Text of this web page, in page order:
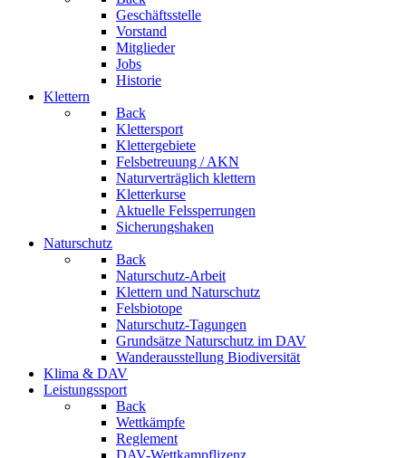
Geschäftsstelle
Vorstand
Mitglieder
Jobs
Historie
Klettern
Back
Klettersport
Klettergebiete
Felsbetreuung / AKN
Naturverträglich klettern
Kletterkurse
Aktuelle Felssperrungen
Sicherungshaken
Naturschutz
Back
Naturschutz-Arbeit
Klettern und Naturschutz
Felsbiotope
Naturschutz-Tagungen
Grundsätze Naturschutz im DAV
Wanderausstellung Biodiversität
Klima & DAV
Leistungssport
Back
Wettkämpfe
Reglement